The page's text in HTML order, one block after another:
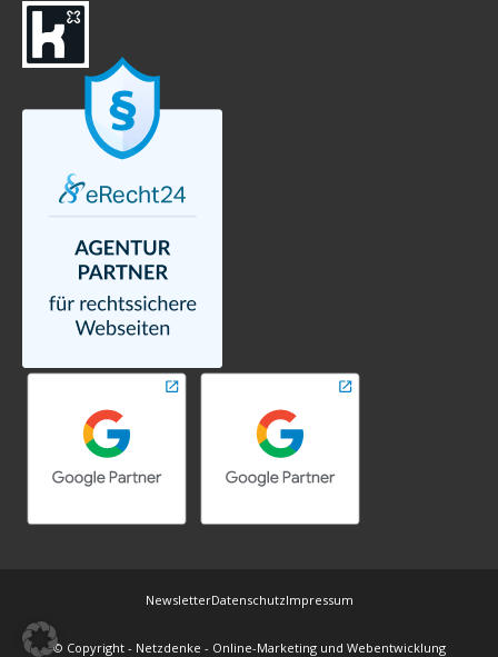
NewsletterDatenschutzImpressum
© Copyright - Netzdenke - Online-Marketing und Webentwicklung